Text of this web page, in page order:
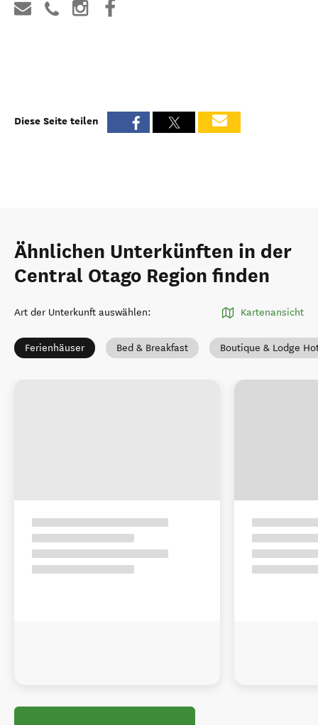
Diese Seite teilen
Ähnlichen Unterkünften in der
Central Otago Region finden
Art der Unterkunft auswählen: Kartenansicht
Ferienhäuser Bed & Breakfast Boutique & Lodge